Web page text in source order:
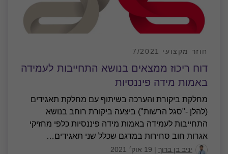
דוח ריכוז ממצאים בנושא התחייבות לעמידה
באמות מידה פיננסיות
חוזר מקצועי 7/2021
מחלקת ביקורת והערכה בשיתוף עם מחלקת תאגידים
(להלן -"סגל הרשות") ביצעה ביקורת רוחב בנושא
התחייבות לעמידה באמות מידה פיננסיות כלפי מחזיקי
אגרות חוב סחירות במדגם שכלל שני תאגידים…
יניב בן ברוך | 19 אוק׳ 2021